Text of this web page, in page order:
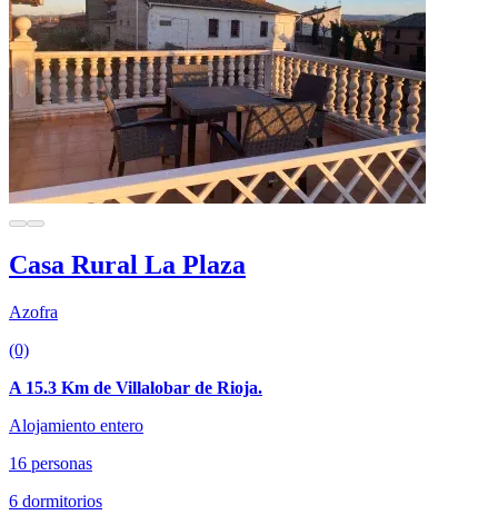
Casa Rural La Plaza
Azofra
(0)
A 15.3 Km de Villalobar de Rioja.
Alojamiento entero
16 personas
6 dormitorios